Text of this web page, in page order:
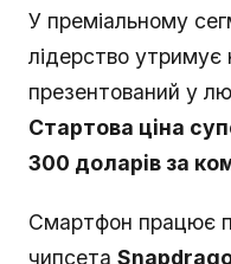
У преміальному
лідерство утримує
презентований у
Стартова ціна
300 доларів за
Смартфон працює
чипсета